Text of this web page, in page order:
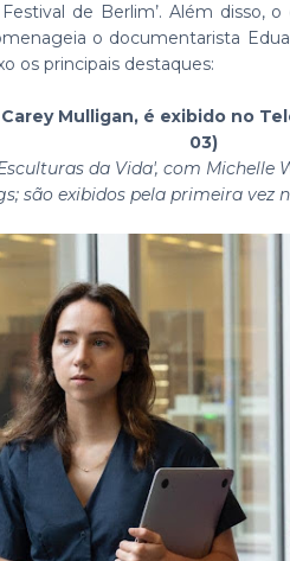
Festival de Berlim’. Além disso,
o documentarista
os principais destaques:
Carey Mulligan, é exibido no
03)
da Vida', com Michelle
são exibidos pela primeira vez